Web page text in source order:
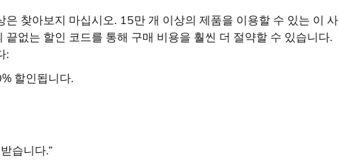
찾아보지 마십시오. 15만 개 이상의 제품을 이용할 수 있는 이 사
없는 할인 코드를 통해 구매 비용을 훨씬 더 절약할 수 있습니다.
:
할인됩니다.
습니다.”